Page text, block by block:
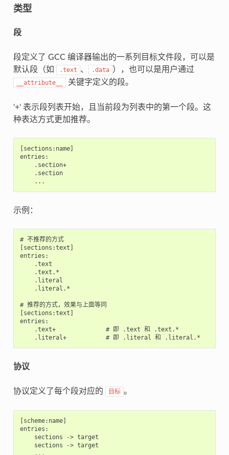
类型
段
段定义了 GCC 编译器输出的一系列目标文件段，可以是
默认段（如
.text 、 .data ），也可以是用户通过
__attribute__ 关键字定义的段。
'+' 表示段列表开始，且当前段为列表中的第一个段。这
种表达方式更加推荐。
[sections:name]
entries:
    .section+
    .section
示例：
# 不推荐的方式
[sections:text]
entries:
    .text
    .text.*
    .literal
    .literal.*
# 推荐的方式，效果与上面等同
[sections:text]
entries:
    .text+              # 即 .text 和 .text.*
协议
协议定义了每个段对应的 目标 。
[scheme:name]
entries:
    sections -> target
    sections -> target